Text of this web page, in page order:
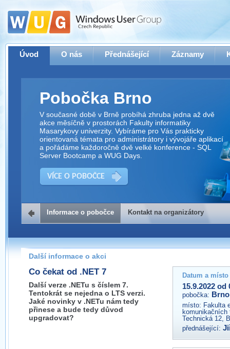
Úvod O nás Přednášející Záznamy
Pobočka Brno
V současné době v Brně probíhá zhruba jedna až dvě
akce měsíčně v prostorách Fakulty informatiky
Masarykovy univerzity. Vybíráme pro Vás prakticky
orientovaná témata pro administrátory i vývojáře aplikací
a pořádáme každoročně dvě velké konference - SQL
Server Bootcamp a WUG Days.
VÍCE O POBOČCE
Kontakt na organizátory
Pokud máte jakýkoliv dotaz na organizátory této akce,
prosím neváhejte nás kontaktovat na e-mailu:
brno@wug.cz
Informace o pobočce Kontakt na organizátory
Další informace o akci
Co čekat od .NET 7
Další verze .NETu s číslem 7.
Tentokrát se nejedna o LTS verzi.
Jaké novinky v .NETu nám tedy
přinese a bude tedy důvod
upgradovat?
Datum a
15.9.2022 od
pobočka: Brno
místo: Fakulta
Technická 12,
přednášející: